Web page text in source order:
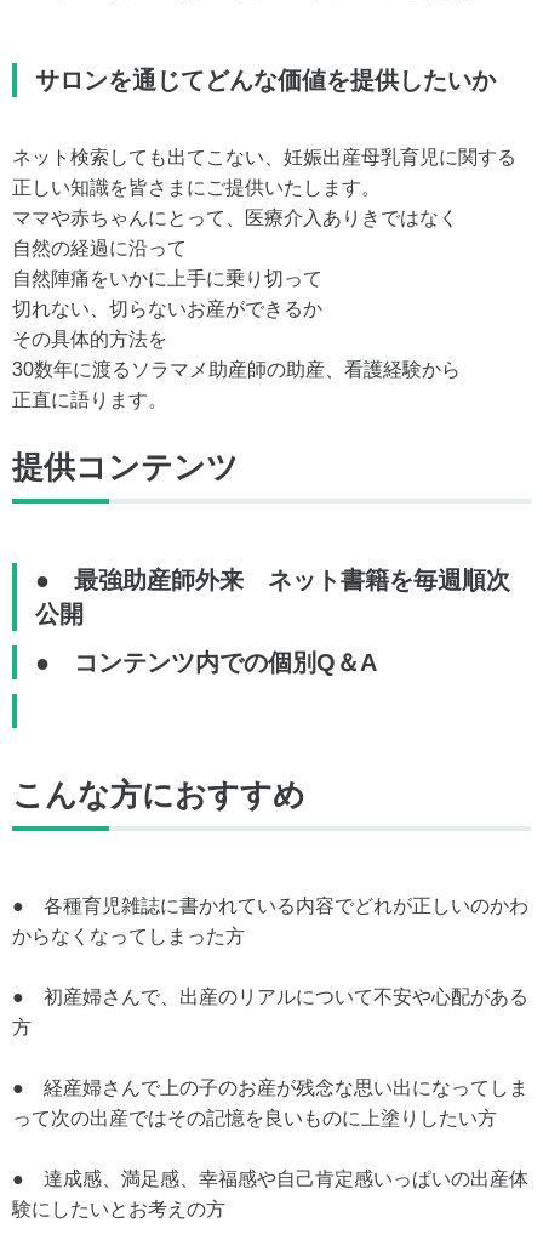
サロンを通じてどんな価値を提供したいか
ネット検索しても出てこない、妊娠出産母乳育児に関する
正しい知識を皆さまにご提供いたします。
ママや赤ちゃんにとって、医療介入ありきではなく
自然の経過に沿って
自然陣痛をいかに上手に乗り切って
切れない、切らないお産ができるか
その具体的方法を
30数年に渡るソラマメ助産師の助産、看護経験から
正直に語ります。
提供コンテンツ
● 最強助産師外来 ネット書籍を毎週順次
公開
● コンテンツ内での個別Q＆A
こんな方におすすめ
● 各種育児雑誌に書かれている内容でどれが正しいのかわ
からなくなってしまった方
● 初産婦さんで、出産のリアルについて不安や心配がある
方
● 経産婦さんで上の子のお産が残念な思い出になってしま
って次の出産ではその記憶を良いものに上塗りしたい方
● 達成感、満足感、幸福感や自己肯定感いっぱいの出産体
験にしたいとお考えの方